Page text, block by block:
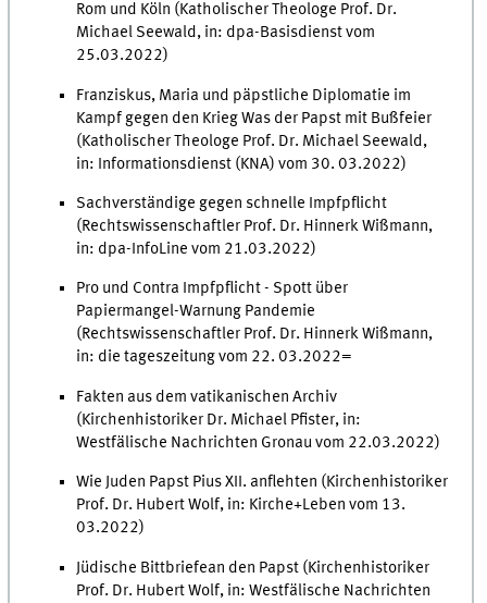
Rom und Köln (Katholischer Theologe Prof. Dr.
Michael Seewald, in: dpa-Basisdienst vom
25.03.2022)
Franziskus, Maria und päpstliche Diplomatie im
Kampf gegen den Krieg Was der Papst mit Bußfeier
(Katholischer Theologe Prof. Dr. Michael Seewald,
in: Informationsdienst (KNA) vom 30. 03.2022)
Sachverständige gegen schnelle Impfpflicht
(Rechtswissenschaftler Prof. Dr. Hinnerk Wißmann,
in: dpa-InfoLine vom 21.03.2022)
Pro und Contra Impfpflicht - Spott über
Papiermangel-Warnung Pandemie
(Rechtswissenschaftler Prof. Dr. Hinnerk Wißmann,
in: die tageszeitung vom 22. 03.2022=
Fakten aus dem vatikanischen Archiv
(Kirchenhistoriker Dr. Michael Pfister, in:
Westfälische Nachrichten Gronau vom 22.03.2022)
Wie Juden Papst Pius XII. anflehten (Kirchenhistoriker
Prof. Dr. Hubert Wolf, in: Kirche+Leben vom 13.
03.2022)
Jüdische Bittbriefean den Papst (Kirchenhistoriker
Prof. Dr. Hubert Wolf, in: Westfälische Nachrichten